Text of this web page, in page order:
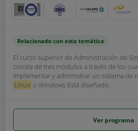
Relacionado con esta temática
El curso superior de Administración de
consta de tres módulos a través de los
implementar y administrar un sistema de
Linux o Windows Está diseñado...
Ver programa